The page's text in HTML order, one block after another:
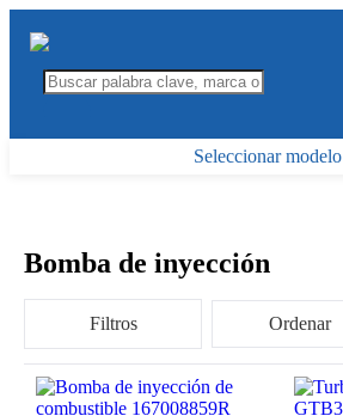
Seleccionar modelo
Bomba de inyección
Filtros Ordenar